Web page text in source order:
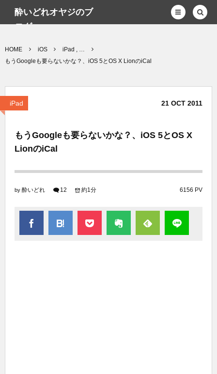
酔いどれオヤジのブ
ログwp
HOME iOS
iPad , …
もうGoogleも要らないかな？、iOS 5とOS X LionのiCal
iPad 21 OCT 2011
もうGoogleも要らないかな？、iOS 5とOS X
LionのiCal
by 酔いどれ 12 6156 PV
約1分